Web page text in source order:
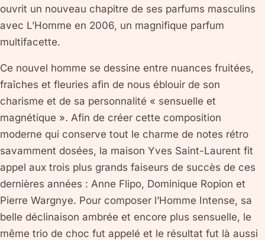
ouvrit un nouveau chapitre de ses parfums masculins
avec L’Homme en 2006, un magnifique parfum
multifacette.
Ce nouvel homme se dessine entre nuances fruitées,
fraîches et fleuries afin de nous éblouir de son
charisme et de sa personnalité « sensuelle et
magnétique ». Afin de créer cette composition
moderne qui conserve tout le charme de notes rétro
savamment dosées, la maison Yves Saint-Laurent fit
appel aux trois plus grands faiseurs de succès de ces
dernières années : Anne Flipo, Dominique Ropion et
Pierre Wargnye. Pour composer l’Homme Intense, sa
belle déclinaison ambrée et encore plus sensuelle, le
même trio de choc fut appelé et le résultat fut là aussi